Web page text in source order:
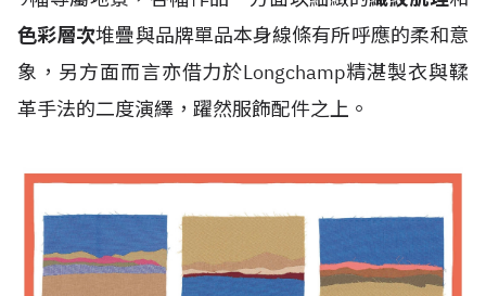
色彩層次堆疊與品牌單品本身線條有所呼應的柔和意
象，另方面而言亦借力於Longchamp精湛製衣與鞣
革手法的二度演繹，躍然服飾配件之上。